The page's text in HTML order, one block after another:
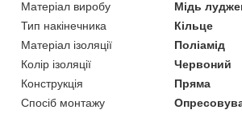
Матеріал виробу
Мідь
Тип накінечника
Кільце
Матеріал ізоляції
Поліамід
Колір ізоляції
Червоний
Конструкція
Пряма
Спосіб монтажу